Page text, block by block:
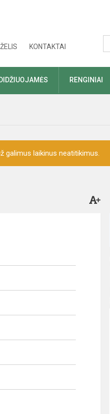
KONTAKTAI
DIDŽIUOJAMĖS RENGINIAI
galimus laikinus neatitikimus.